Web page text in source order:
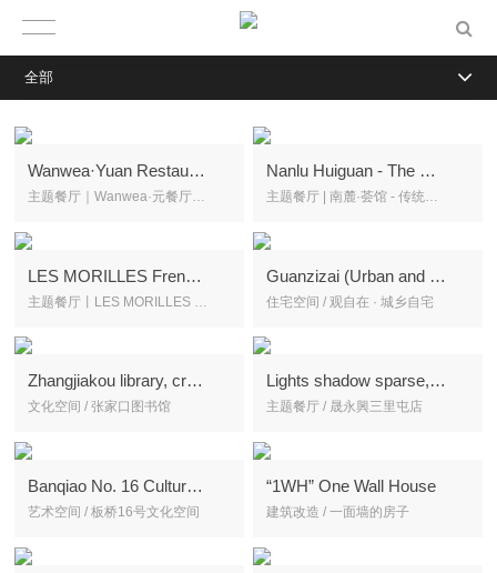
Wanwea·Yuan Restaurant--The feast of the Taotie after the Shang-Hai Jing
主题餐厅｜Wanwea·元餐厅-山海经后饕餮宴
Nanlu Huiguan - The Modern Expression of Traditions
主题餐厅 | 南麓·荟馆 - 传统当代化系列
LES MORILLES French Restaurant
主题餐厅丨LES MORILLES 樂·墨瑞法餐厅
Guanzizai (Urban and rural housing)
住宅空间 / 观自在 · 城乡自宅
Zhangjiakou library, creating the spiritual breath of the city
文化空间 / 张家口图书馆
Lights shadow sparse, reflecting the world is not beautiful
主题餐厅 / 晟永興三里屯店
Banqiao No. 16 Cultural Space Reconstruction
艺术空间 / 板桥16号文化空间
“1WH” One Wall House
建筑改造 / 一面墙的房子
全部